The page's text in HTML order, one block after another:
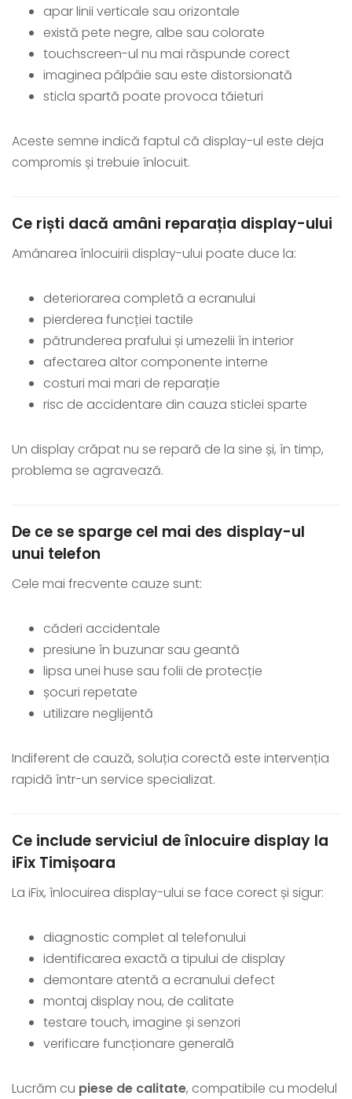
apar linii verticale sau orizontale
există pete negre, albe sau colorate
touchscreen-ul nu mai răspunde corect
imaginea pâlpâie sau este distorsionată
sticla spartă poate provoca tăieturi
Aceste semne indică faptul că display-ul este deja
compromis și trebuie înlocuit.
Ce riști dacă amâni reparația display-ului
Amânarea înlocuirii display-ului poate duce la:
deteriorarea completă a ecranului
pierderea funcției tactile
pătrunderea prafului și umezelii în interior
afectarea altor componente interne
costuri mai mari de reparație
risc de accidentare din cauza sticlei sparte
Un display crăpat nu se repară de la sine și, în timp,
problema se agravează.
De ce se sparge cel mai des display-ul
unui telefon
Cele mai frecvente cauze sunt:
căderi accidentale
presiune în buzunar sau geantă
lipsa unei huse sau folii de protecție
șocuri repetate
utilizare neglijentă
Indiferent de cauză, soluția corectă este intervenția
rapidă într-un service specializat.
Ce include serviciul de înlocuire display la
iFix Timișoara
La iFix, înlocuirea display-ului se face corect și sigur:
diagnostic complet al telefonului
identificarea exactă a tipului de display
demontare atentă a ecranului defect
montaj display nou, de calitate
testare touch, imagine și senzori
verificare funcționare generală
Lucrăm cu piese de calitate, compatibile cu modelul